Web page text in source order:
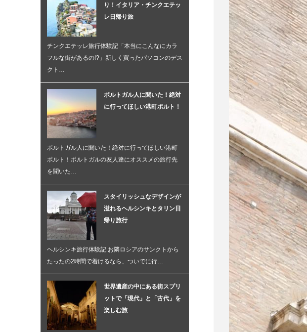
り！イタリア・チンクエテッ
レ日帰り旅
チンクエテッレ旅行体験記「本当にこんなにカラ
フルな街があるの!?」新しく買ったパソコンのデス
クト…
ポルトガル人に聞いた！絶対
に行ってほしい港町ポルト！
ポルトガル人に聞いた！絶対に行ってほしい港町
ポルト！ポルトガルの友人達にオススメの旅行先
を聞いた…
スタイリッシュなデザインが
溢れるヘルシンキとタリン日
帰り旅行
ヘルシンキ旅行体験記 お隣ロシアのサンクトから
たったの2時間で着けるなら、ついでに行…
世界遺産の中にある街スプリ
ットで「現代」と「古代」を
楽しむ旅